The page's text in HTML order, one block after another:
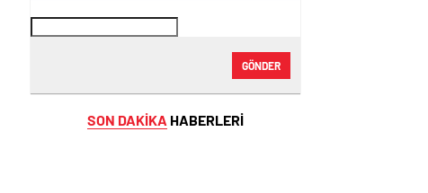
GÖNDER
SON DAKİKA HABERLERİ